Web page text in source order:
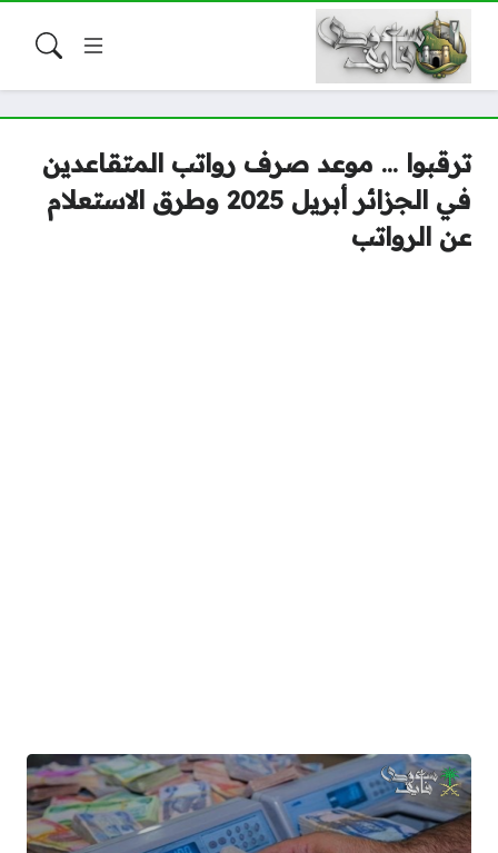
ترقبوا … موعد صرف رواتب المتقاعدين
في الجزائر أبريل 2025 وطرق الاستعلام
عن الرواتب